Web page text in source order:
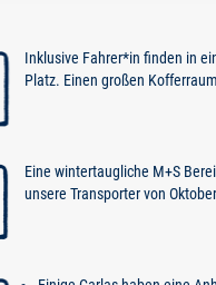
Inklusive Fahrer*in finden in
Platz. Einen großen
Eine wintertaugliche M+S
unsere Transporter von